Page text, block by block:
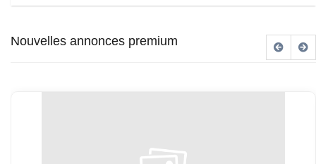
Nouvelles annonces premium